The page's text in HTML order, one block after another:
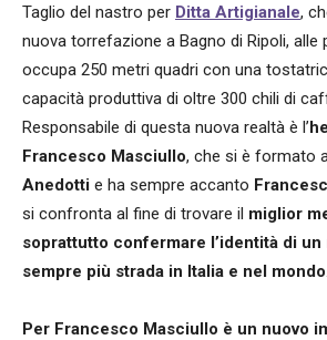
Taglio del nastro per Ditta Artigianale,
nuova torrefazione a Bagno di Ripoli, alle
occupa 250 metri quadri con una
capacità produttiva di oltre 300 chili di
Responsabile di questa nuova realtà è l’
Francesco Masciullo, che si è formato
Anedotti e ha sempre accanto
si confronta al fine di trovare il miglior
soprattutto confermare l’identità di
sempre più strada in Italia e nel mondo
Per Francesco Masciullo è un nuovo